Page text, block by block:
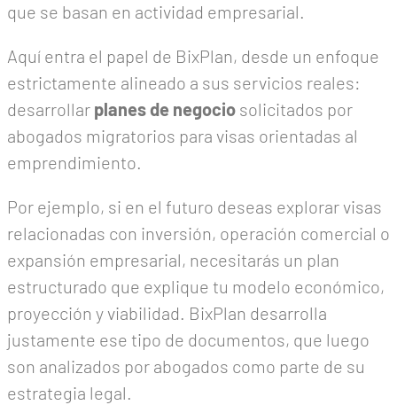
que se basan en actividad empresarial.
Aquí entra el papel de BixPlan, desde un enfoque
estrictamente alineado a sus servicios reales:
desarrollar planes de negocio solicitados por
abogados migratorios para visas orientadas al
emprendimiento.
Por ejemplo, si en el futuro deseas explorar visas
relacionadas con inversión, operación comercial o
expansión empresarial, necesitarás un plan
estructurado que explique tu modelo económico,
proyección y viabilidad. BixPlan desarrolla
justamente ese tipo de documentos, que luego
son analizados por abogados como parte de su
estrategia legal.